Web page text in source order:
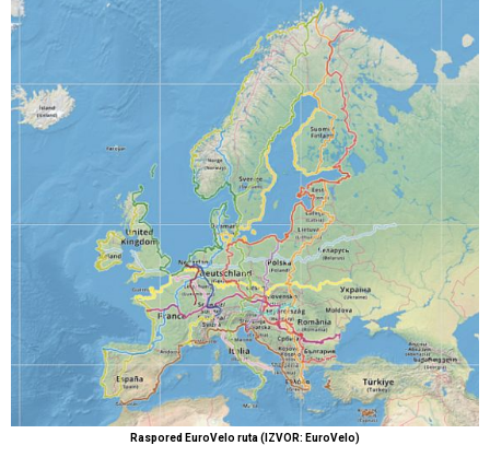
Raspored EuroVelo ruta (IZVOR: EuroVelo)